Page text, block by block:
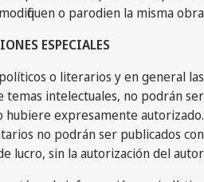
modifiquen o parodien la misma obra.
ESPECIALES
o literarios y en general las
temas intelectuales, no podrán ser
hubiere expresamente autorizado.
no podrán ser publicados con
lucro, sin la autorización del autor.